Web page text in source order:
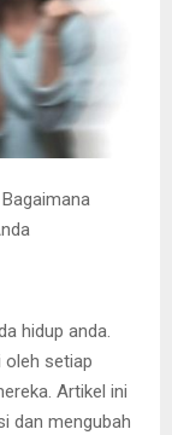
hidup anda.
oleh setiap
Artikel ini
dan mengubah